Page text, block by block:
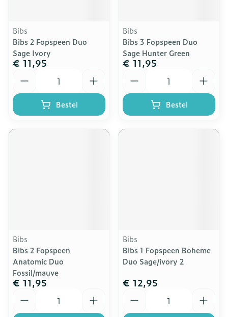
Bibs
Bibs 2 Fopspeen Duo
Sage Ivory
€ 11,95
Bestel
Bibs
Bibs 3 Fopspeen Duo
Sage Hunter Green
€ 11,95
Bestel
Bibs
Bibs 2 Fopspeen
Anatomic Duo
Fossil/mauve
€ 11,95
Bibs
Bibs 1 Fopspeen Boheme
Duo Sage/ivory 2
€ 12,95